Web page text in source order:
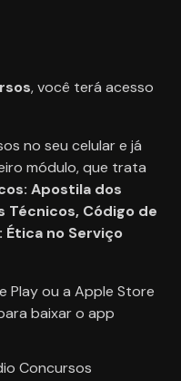
, você terá acesso
no seu celular e já
módulo, que trata
Apostila dos
Técnicos, Código de
Ética no Serviço
Play ou a Apple Store
baixar o app